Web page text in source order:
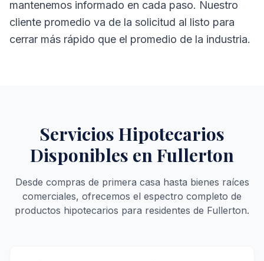
mantenemos informado en cada paso. Nuestro
cliente promedio va de la solicitud al listo para
cerrar más rápido que el promedio de la industria.
Servicios Hipotecarios
Disponibles en Fullerton
Desde compras de primera casa hasta bienes raíces
comerciales, ofrecemos el espectro completo de
productos hipotecarios para residentes de Fullerton.